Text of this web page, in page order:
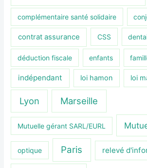
complémentaire santé solidaire
contrat assurance CSS
déduction fiscale enfants
indépendant loi hamon loi
Lyon Marseille
Mutuelle gérant SARL/EURL
optique Paris relevé